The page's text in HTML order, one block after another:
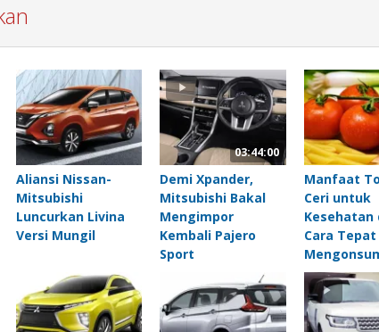
Aliansi Nissan-
Mitsubishi
Luncurkan Livina
Versi Mungil
03:44:00
Demi Xpander,
Mitsubishi Bakal
Mengimpor
Kembali Pajero
Sport
Manfaat
Ceri untuk
Kesehatan
Cara Tepat